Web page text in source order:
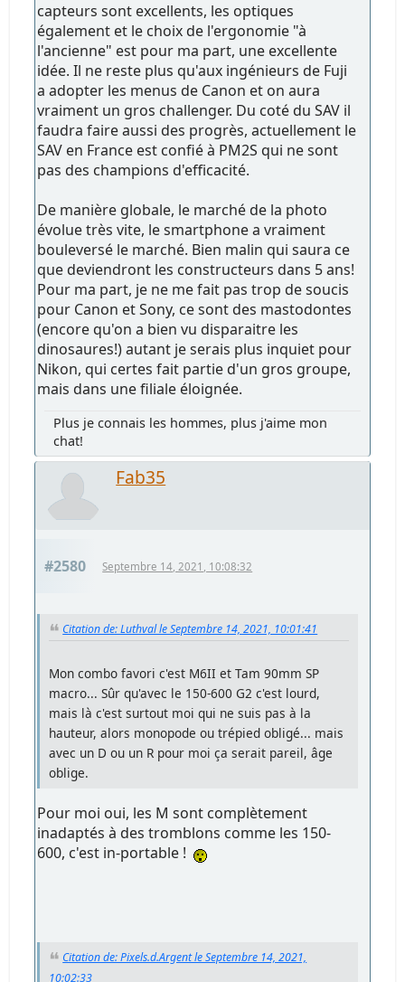
capteurs sont excellents, les optiques
également et le choix de l'ergonomie "à
l'ancienne" est pour ma part, une excellente
idée. Il ne reste plus qu'aux ingénieurs de Fuji
a adopter les menus de Canon et on aura
vraiment un gros challenger. Du coté du SAV il
faudra faire aussi des progrès, actuellement le
SAV en France est confié à PM2S qui ne sont
pas des champions d'efficacité.
De manière globale, le marché de la photo
évolue très vite, le smartphone a vraiment
bouleversé le marché. Bien malin qui saura ce
que deviendront les constructeurs dans 5 ans!
Pour ma part, je ne me fait pas trop de soucis
pour Canon et Sony, ce sont des mastodontes
(encore qu'on a bien vu disparaitre les
dinosaures!) autant je serais plus inquiet pour
Nikon, qui certes fait partie d'un gros groupe,
mais dans une filiale éloignée.
Plus je connais les hommes, plus j'aime mon
chat!
Fab35
#2580 Septembre 14, 2021, 10:08:32
Citation de: Luthval le Septembre 14, 2021, 10:01:41
Mon combo favori c'est M6II et Tam 90mm SP
macro... Sûr qu'avec le 150-600 G2 c'est lourd,
mais là c'est surtout moi qui ne suis pas à la
hauteur, alors monopode ou trépied obligé... mais
avec un D ou un R pour moi ça serait pareil, âge
oblige.
Pour moi oui, les M sont complètement
inadaptés à des tromblons comme les 150-
600, c'est in-portable !
Citation de: Pixels.d.Argent le Septembre 14, 2021,
10:02:33